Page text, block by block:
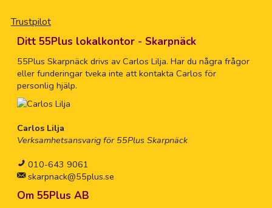
Trustpilot
Ditt 55Plus lokalkontor - Skarpnäck
55Plus Skarpnäck drivs av Carlos Lilja. Har du några frågor
eller funderingar tveka inte att kontakta Carlos för
personlig hjälp.
Carlos Lilja
Verksamhetsansvarig för 55Plus Skarpnäck
010-643 9061
skarpnack@55plus.se
Om 55Plus AB